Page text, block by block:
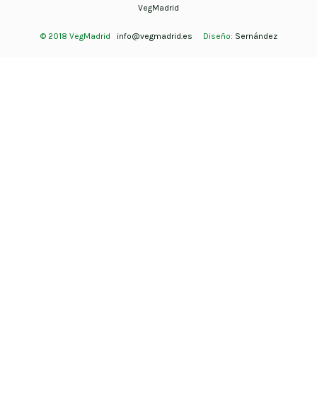
VegMadrid
© 2018 VegMadrid info@vegmadrid.es Diseño: Sernández